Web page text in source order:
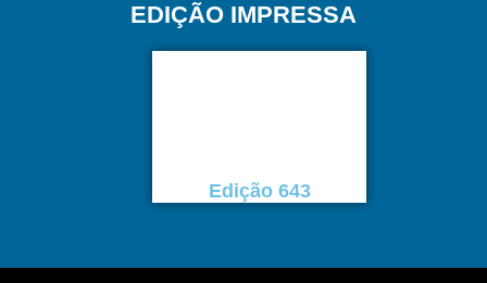
EDIÇÃO IMPRESSA
Edição 643